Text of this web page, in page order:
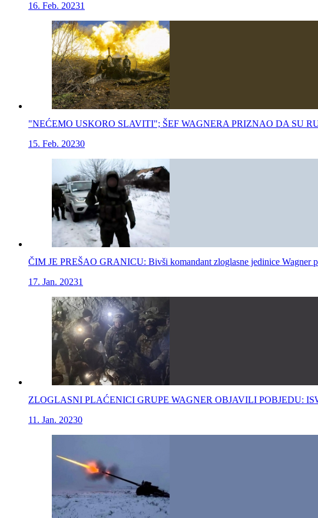
16. Feb. 20231
"NEĆEMO USKORO SLAVITI"; ŠEF WAGNERA PRIZNAO DA SU
15. Feb. 20230
ČIM JE PREŠAO GRANICU: Bivši komandant zloglasne jedinice Wagner
17. Jan. 20231
ZLOGLASNI PLAĆENICI GRUPE WAGNER OBJAVILI POBJEDU: ISW
11. Jan. 20230